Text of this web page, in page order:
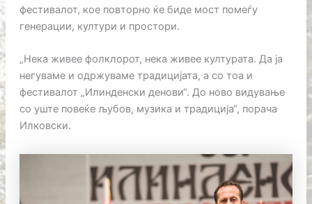
фестивалот, кое повторно ќе биде мост помеѓу
генерации, култури и простори.
„Нека живее фолклорот, нека живее културата. Да ја
негуваме и одржуваме традицијата, а со тоа и
фестивалот „Илинденски денови“. До ново видување
со уште повеќе љубов, музика и традиција“, порача
Илковски.